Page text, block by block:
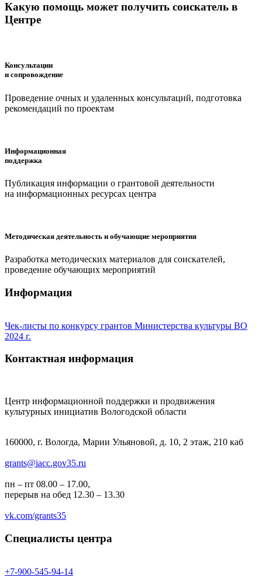
Какую помощь может получить соискатель в
Центре
Консультации
и сопровождение
Проведение очных и удаленных консультаций, подготовка
рекомендаций по проектам
Информационная
поддержка
Публикация информации о грантовой деятельности
на информационных ресурсах центра
Методическая деятельность и обучающие мероприятия
Разработка методических материалов для соискателей,
проведение обучающих мероприятий
Информация
Чек-листы по конкурсу грантов Министерства культуры ВО
2024 г.
Контактная информация
Центр информационной поддержки и продвижения
культурных инициатив Вологодской области
160000, г. Вологда, Марии Ульяновой, д. 10, 2 этаж, 210 каб
grants@iacc.gov35.ru
пн – пт 08.00 – 17.00,
перерыв на обед 12.30 – 13.30
vk.com/grants35
Специалисты центра
+7-900-545-94-14